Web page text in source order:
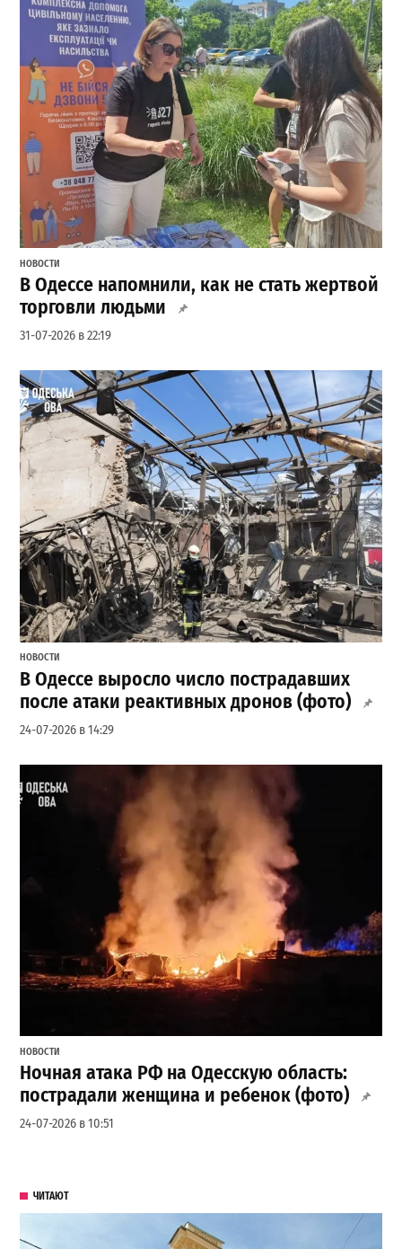
НОВОСТИ
В Одессе напомнили, как не стать жертвой
торговли людьми
31-07-2026 в 22:19
НОВОСТИ
В Одессе выросло число пострадавших
после атаки реактивных дронов (фото)
24-07-2026 в 14:29
НОВОСТИ
Ночная атака РФ на Одесскую область:
пострадали женщина и ребенок (фото)
24-07-2026 в 10:51
ЧИТАЮТ